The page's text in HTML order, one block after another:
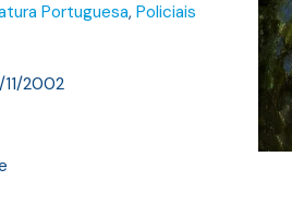
Portuguesa, Policiais
11/2002